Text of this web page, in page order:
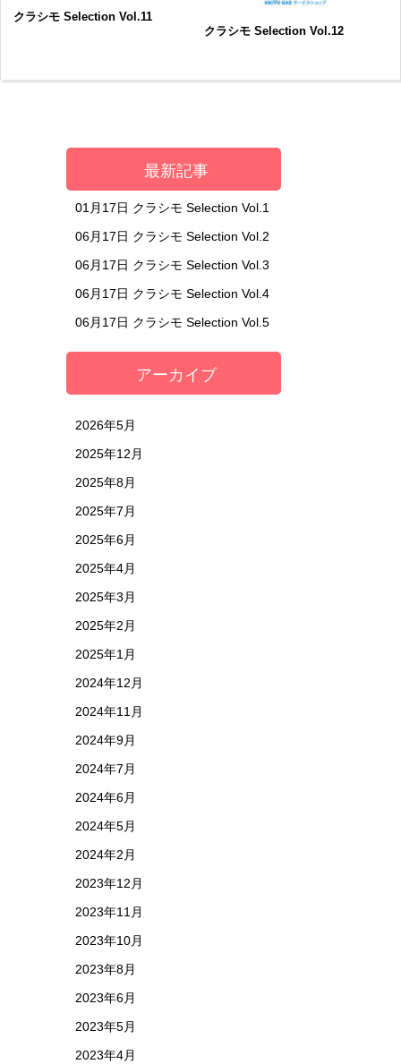
クラシモ Selection Vol.11
クラシモ Selection Vol.12
最新記事
01月17日 クラシモ Selection Vol.1
06月17日 クラシモ Selection Vol.2
06月17日 クラシモ Selection Vol.3
06月17日 クラシモ Selection Vol.4
06月17日 クラシモ Selection Vol.5
アーカイブ
2026年5月
2025年12月
2025年8月
2025年7月
2025年6月
2025年4月
2025年3月
2025年2月
2025年1月
2024年12月
2024年11月
2024年9月
2024年7月
2024年6月
2024年5月
2024年2月
2023年12月
2023年11月
2023年10月
2023年8月
2023年6月
2023年5月
2023年4月